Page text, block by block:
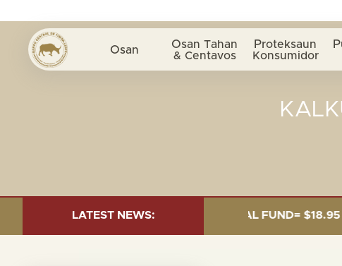
Osan Osan Tahan
& Centavos
Proteksaun
Konsumidor
Publikasaun
LATEST NEWS:
AS OF 30 SEP. 2025: TOTAL FUND= $18.95